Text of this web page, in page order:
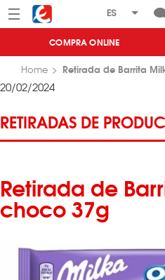
Menú Eroski
COMPRA ONLINE
Home Retirada de Barrita
20/02/2024
RETIRADAS DE
Retirada de
choco 37g